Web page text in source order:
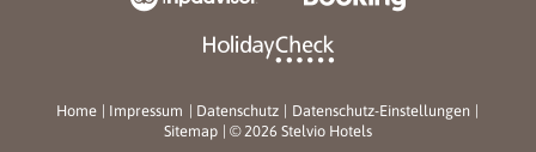
Home | Impressum | Datenschutz | Datenschutz-Einstellungen |
Sitemap | © 2026 Stelvio Hotels